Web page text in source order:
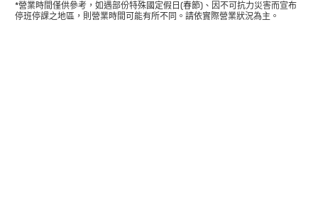
*營業時間僅供參考，如遇部份特殊國定假日(春節)、因不可抗力災害而宣布
停班停課之地區，則營業時間可能有所不同。請依實際營業狀況為主。